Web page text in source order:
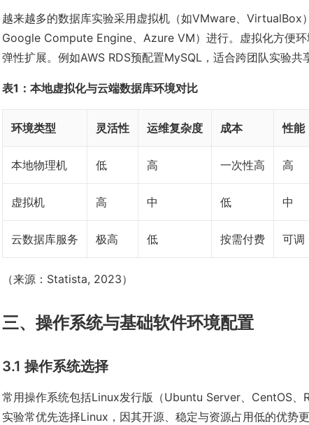
越来越多的数据库实验采用虚拟机（如VMware、VirtualBox
Google Compute Engine、Azure VM）进行。虚拟化方便
弹性扩展。例如AWS RDS预配置MySQL，适合跨团队实验共
表1：本地虚拟化与云端数据库环境对比
环境类型 灵活性 运维复杂度 成本 性能
本地物理机 低 高 一次性高 高
虚拟机 高 中 低 中
云数据库服务 极高 低 按需付费 可调
（来源：Statista, 2023）
三、操作系统与基础软件环境配置
3.1 操作系统选择
常用操作系统包括Linux发行版（Ubuntu Server、CentOS、
实验常优先选择Linux，因其开源、稳定与资源占用低的优势